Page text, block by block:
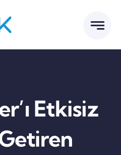
Etkisiz